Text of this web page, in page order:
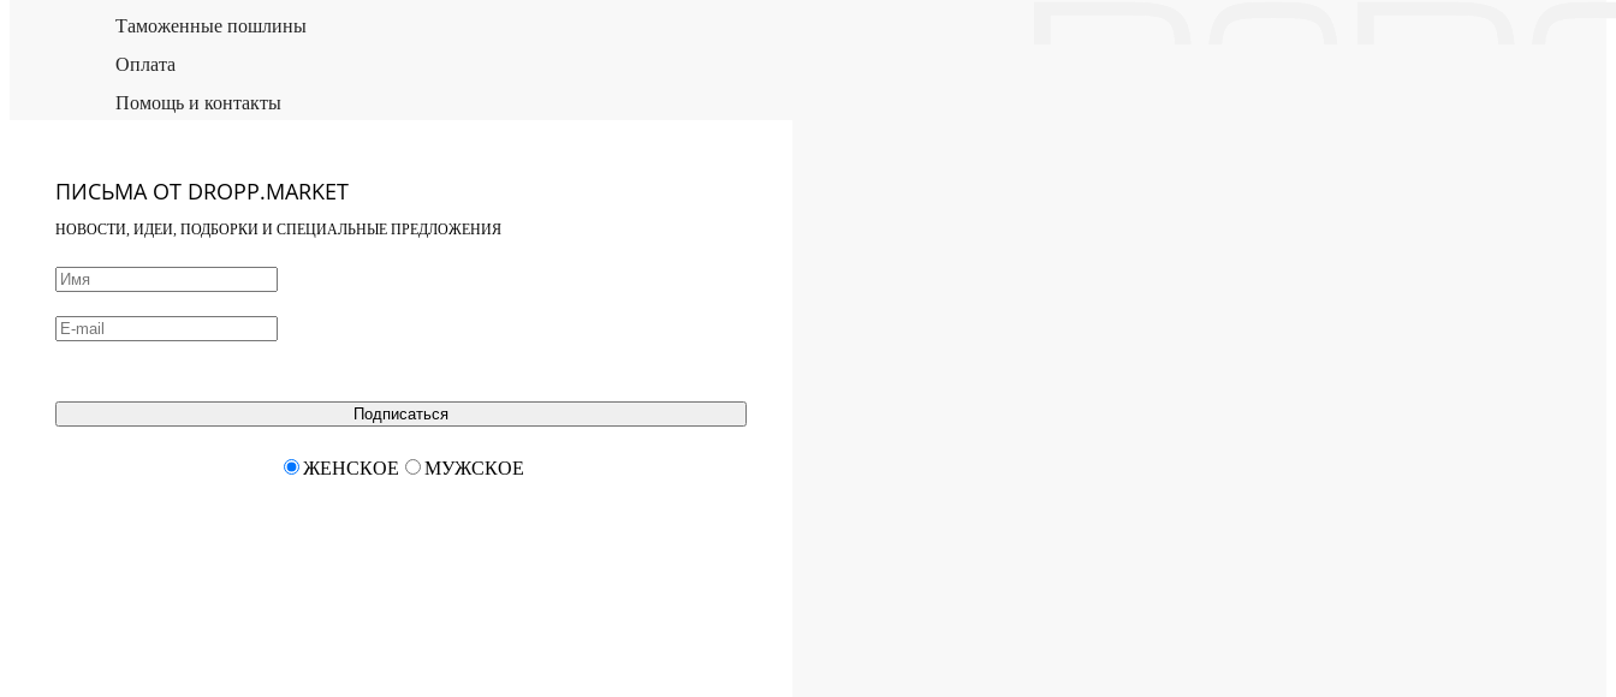
Таможенные пошлины
Оплата
Помощь и контакты
ПИСЬМА ОТ DROPP.MARKET
НОВОСТИ, ИДЕИ, ПОДБОРКИ И СПЕЦИАЛЬНЫЕ ПРЕДЛОЖЕНИЯ
Подписаться
ЖЕНСКОЕ МУЖСКОЕ